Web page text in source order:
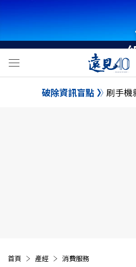
破除資訊盲點 刷手機
首頁 產經 消費服務